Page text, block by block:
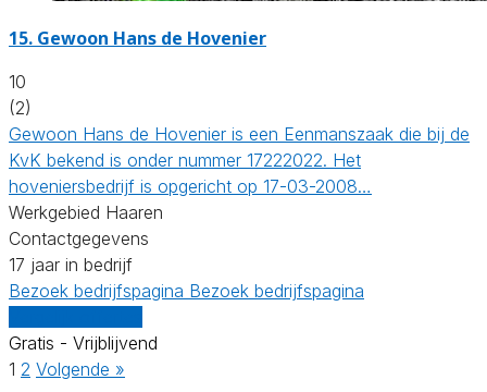
15. Gewoon Hans de Hovenier
10
(2)
Gewoon Hans de Hovenier is een Eenmanszaak die bij de
KvK bekend is onder nummer 17222022. Het
hoveniersbedrijf is opgericht op 17-03-2008…
Werkgebied Haaren
Contactgegevens
17 jaar in bedrijf
Bezoek bedrijfspagina Bezoek bedrijfspagina
Gratis - Vrijblijvend
1 2 Volgende »